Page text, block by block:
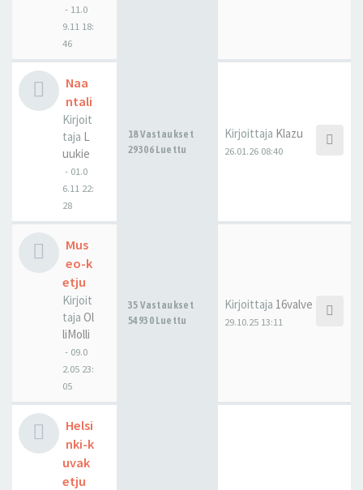
- 11.0
9.11 18:
46
Naa
ntali
Kirjoit
taja L
uukie
- 01.0
6.11 22:
28
18 Vastaukset
29306 Luettu
Kirjoittaja Klazu
26.01.26 08:40
Mus
eo-k
etju
Kirjoit
taja Ol
liMolli
- 09.0
2.05 23:
05
35 Vastaukset
54930 Luettu
Kirjoittaja 16valve
29.10.25 13:11
Helsi
nki-k
uvak
etju